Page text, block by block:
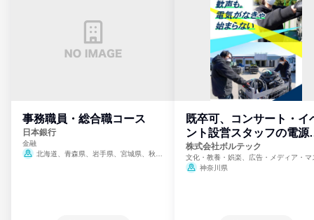
事務職員・総合職コース
日本銀行
金融
北海道、青森県、岩手県、宮城県、秋田
既卒可、コンサート・イ
ント設営スタッフの電源
門
株式会社ボルテック
文化・教養・娯楽、広告・メディア・マ
ミ、電力・ガス・水道・エネルギー
神奈川県